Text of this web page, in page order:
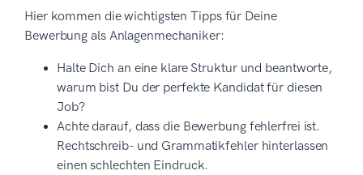
Hier kommen die wichtigsten Tipps für Deine
Bewerbung als Anlagenmechaniker:
Halte Dich an eine klare Struktur und beantworte,
warum bist Du der perfekte Kandidat für diesen
Job?
Achte darauf, dass die Bewerbung fehlerfrei ist.
Rechtschreib- und Grammatikfehler hinterlassen
einen schlechten Eindruck.